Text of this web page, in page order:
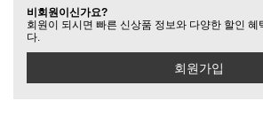
비회원이신가요?
회원이 되시면 빠른 신상품 정보와 다양한 할인 혜
다.
회원가입